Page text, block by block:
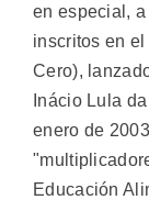
en especial,
inscritos en
Cero),
Inácio Lula
enero de
Educación